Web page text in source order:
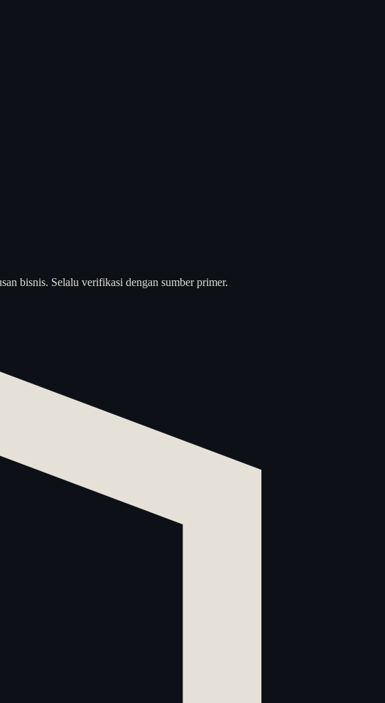
bisnis. Selalu verifikasi dengan sumber primer.